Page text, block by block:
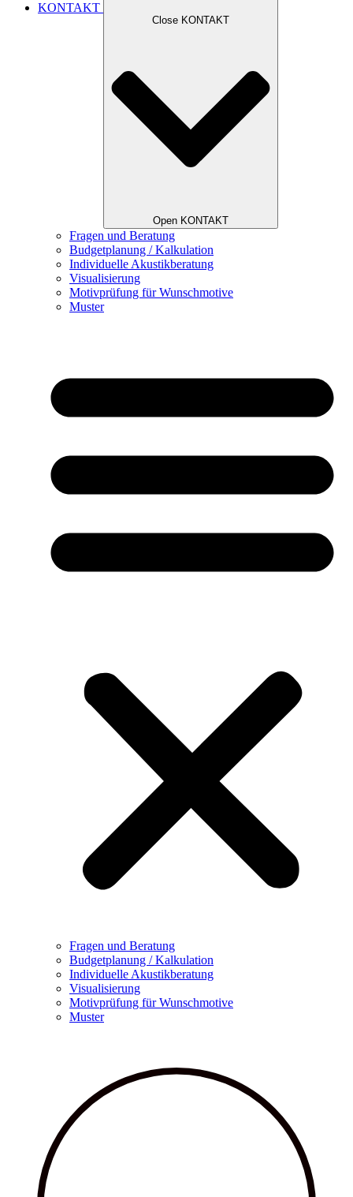
KONTAKT
Close KONTAKT
Open KONTAKT
Fragen und Beratung
Budgetplanung / Kalkulation
Individuelle Akustikberatung
Visualisierung
Motivprüfung für Wunschmotive
Muster
Fragen und Beratung
Budgetplanung / Kalkulation
Individuelle Akustikberatung
Visualisierung
Motivprüfung für Wunschmotive
Muster